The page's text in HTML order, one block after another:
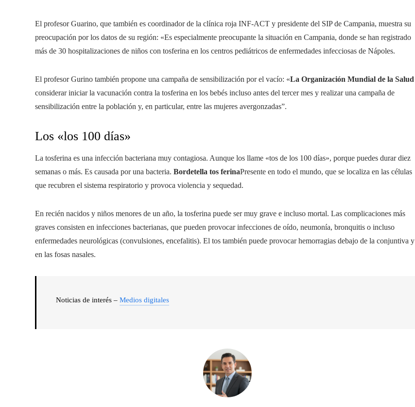
El profesor Guarino, que también es coordinador de la clínica roja INF-ACT y presidente del SIP de Campania, muestra su
preocupación por los datos de su región: «Es especialmente preocupante la situación en Campania, donde se han registrado
más de 30 hospitalizaciones de niños con tosferina en los centros pediátricos de enfermedades infecciosas de Nápoles.
El profesor Gurino también propone una campaña de sensibilización por el vacío: «La Organización Mundial de la Salud
considerar iniciar la vacunación contra la tosferina en los bebés incluso antes del tercer mes y realizar una campaña de
sensibilización entre la población y, en particular, entre las mujeres avergonzadas”.
Los «los 100 días»
La tosferina es una infección bacteriana muy contagiosa. Aunque los llame «tos de los 100 días», porque puedes durar diez
semanas o más. Es causada por una bacteria. Bordetella tos ferinaPresente en todo el mundo, que se localiza en las células
que recubren el sistema respiratorio y provoca violencia y sequedad.
En recién nacidos y niños menores de un año, la tosferina puede ser muy grave e incluso mortal. Las complicaciones más
graves consisten en infecciones bacterianas, que pueden provocar infecciones de oído, neumonía, bronquitis o incluso
enfermedades neurológicas (convulsiones, encefalitis). El tos también puede provocar hemorragias debajo de la conjuntiva y
en las fosas nasales.
Noticias de interés – Medios digitales